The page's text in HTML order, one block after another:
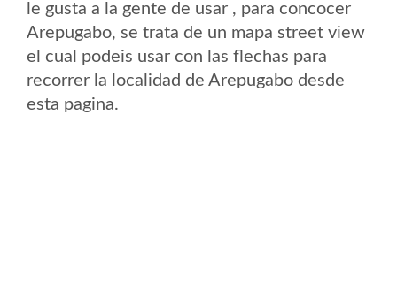
le gusta a la gente de usar , para concocer
Arepugabo, se trata de un mapa street view
el cual podeis usar con las flechas para
recorrer la localidad de Arepugabo desde
esta pagina.